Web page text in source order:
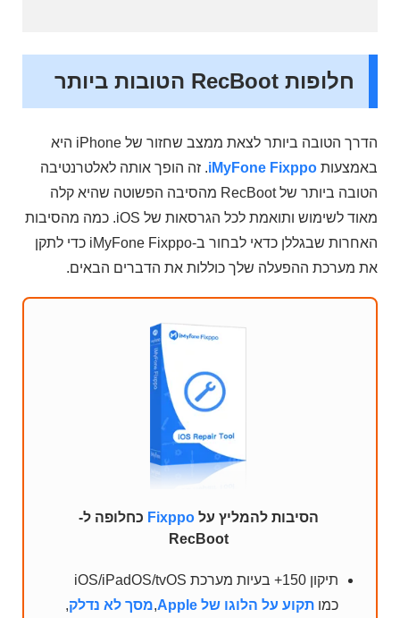
חלופות RecBoot הטובות ביותר
הדרך הטובה ביותר לצאת ממצב שחזור של iPhone היא
באמצעות iMyFone Fixppo. זה הופך אותה לאלטרנטיבה
הטובה ביותר של RecBoot מהסיבה הפשוטה שהיא קלה
מאוד לשימוש ותואמת לכל הגרסאות של iOS. כמה מהסיבות
האחרות שבגללן כדאי לבחור ב-iMyFone Fixppo כדי לתקן
את מערכת ההפעלה שלך כוללות את הדברים הבאים.
הסיבות להמליץ עלFixppo כחלופה ל-
RecBoot
תיקון 150+ בעיות מערכת iOS/iPadOS/tvOS
כמו תקוע על הלוגו של Apple ,מסך לא נדלק,